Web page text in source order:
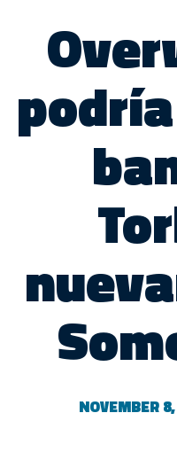
NOVEMBER